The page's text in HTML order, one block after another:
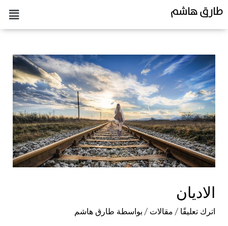
طارق هاشم
الاديان
اترك تعليقًا / مقالات / بواسطة طارق هاشم